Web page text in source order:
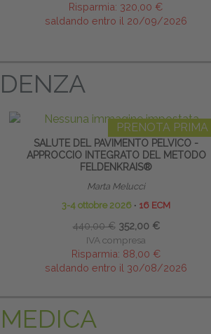
Risparmia: 320,00 €
saldando entro il 20/09/2026
PRENOTA PRIMA
SALUTE DEL PAVIMENTO PELVICO -
APPROCCIO INTEGRATO DEL METODO
FELDENKRAIS®
Marta Melucci
3-4 ottobre 2026 ∙ 16 ECM
440,00 € 352,00 €
IVA compresa
Risparmia: 88,00 €
saldando entro il 30/08/2026